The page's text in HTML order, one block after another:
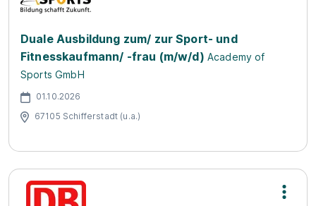
Duale Ausbildung zum/ zur Sport- und
Fitnesskaufmann/ -frau (m/w/d) Academy of
Sports GmbH
01.10.2026
67105 Schifferstadt (u.a.)